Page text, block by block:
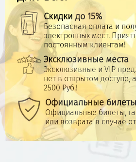
Скидки до 15%
Безопасная оплата и
электронных мест.
постоянным клиентам!
Эксклюзивные места
Эксклюзивные и VIP
нет в открытом доступе,
2500 Руб.!
Официальные билеты
Официальные билеты,
или возврата в случае